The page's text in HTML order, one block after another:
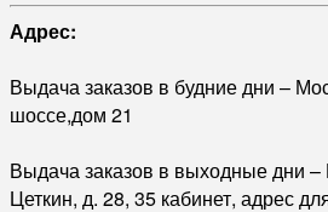
Адрес:
Выдача заказов в будние дни –
шоссе,дом 21
Выдача заказов в выходные дни
Цеткин, д. 28, 35 кабинет, адрес